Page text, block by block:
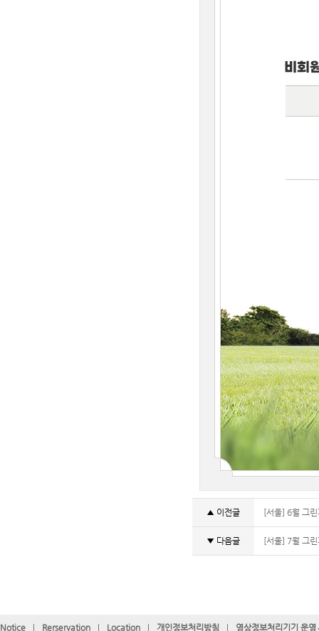
▲ 이전글 [서울] 6월 그
▼ 다음글 [서울] 7월 그
Notice Rerservation Location 개인정보처리방침 영상정보처리기기 운